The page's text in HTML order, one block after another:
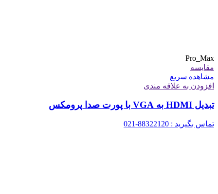
Pro_Max
مقایسه
مشاهده سریع
افزودن به علاقه مندی
تبدیل HDMI به VGA با پورت صدا پرومکس
تماس بگیرید : 88322120-021